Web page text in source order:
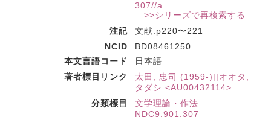
307//a
>>シリーズで再検索する
注記
文献:p220〜221
NCID
BD08461250
本文言語コード
日本語
著者標目リンク
太田, 忠司 (1959-)||オオタ,
タダシ <AU00432114>
分類標目
文学理論・作法
NDC9:901.307